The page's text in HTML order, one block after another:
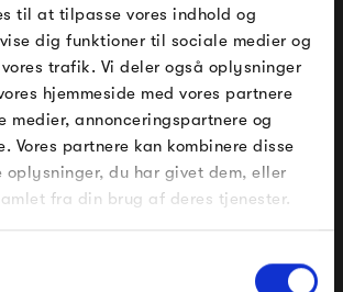
til at tilpasse vores indhold og
dig funktioner til sociale medier og
trafik. Vi deler også oplysninger
hjemmeside med vores partnere
medier, annonceringspartnere og
Vores partnere kan kombinere disse
oplysninger, du har givet dem, eller
fra din brug af deres tjenester.
kreativitet, design, teknik, håndværk
Deres katalog kommer i en
end 20 farver, i alt fra neutrale til
med masser af liv. Designet i de
er originalt og spænder mindst ligeså
- der er bestemt noget til enhver
DIN NÆSTE ORDRE
så sender vi rabatkoden til dig på
er 499 kr. for at indløse
produkter fra Fermob, File Under